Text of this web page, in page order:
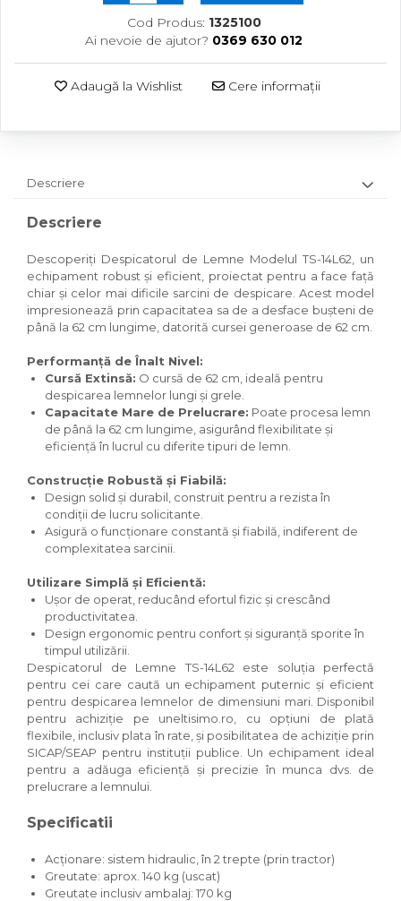
Cod Produs: 1325100
Ai nevoie de ajutor? 0369 630 012
Adaugă la Wishlist Cere informații
Descriere
Descriere
Descoperiți Despicatorul de Lemne Modelul TS-14L62, un
echipament robust și eficient, proiectat pentru a face față
chiar și celor mai dificile sarcini de despicare. Acest model
impresionează prin capacitatea sa de a desface bușteni de
până la 62 cm lungime, datorită cursei generoase de 62 cm.
Performanță de Înalt Nivel:
Cursă Extinsă: O cursă de 62 cm, ideală pentru
despicarea lemnelor lungi și grele.
Capacitate Mare de Prelucrare: Poate procesa lemn
de până la 62 cm lungime, asigurând flexibilitate și
eficiență în lucrul cu diferite tipuri de lemn.
Construcție Robustă și Fiabilă:
Design solid și durabil, construit pentru a rezista în
condiții de lucru solicitante.
Asigură o funcționare constantă și fiabilă, indiferent de
complexitatea sarcinii.
Utilizare Simplă și Eficientă:
Ușor de operat, reducând efortul fizic și crescând
productivitatea.
Design ergonomic pentru confort și siguranță sporite în
timpul utilizării.
Despicatorul de Lemne TS-14L62 este soluția perfectă
pentru cei care caută un echipament puternic și eficient
pentru despicarea lemnelor de dimensiuni mari. Disponibil
pentru achiziție pe uneltisimo.ro, cu opțiuni de plată
flexibile, inclusiv plata în rate, și posibilitatea de achiziție prin
SICAP/SEAP pentru instituții publice. Un echipament ideal
pentru a adăuga eficiență și precizie în munca dvs. de
prelucrare a lemnului.
Specificatii
Acționare: sistem hidraulic, în 2 trepte (prin tractor)
Greutate: aprox. 140 kg (uscat)
Greutate inclusiv ambalaj: 170 kg